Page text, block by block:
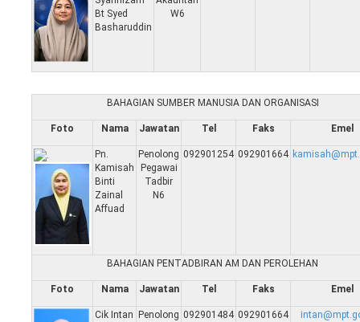
Bt Syed
Basharuddin
W6
BAHAGIAN SUMBER MANUSIA DAN ORGANISASI
Foto Nama Jawatan Tel Faks Emel
Pn.
Kamisah
Binti
Zainal
Affuad
Penolong
Pegawai
Tadbir
N6
092901254 092901664
BAHAGIAN PENTADBIRAN AM DAN PEROLEHAN
Foto Nama Jawatan Tel Faks Emel
Cik Intan
Penolong 092901484 092901664